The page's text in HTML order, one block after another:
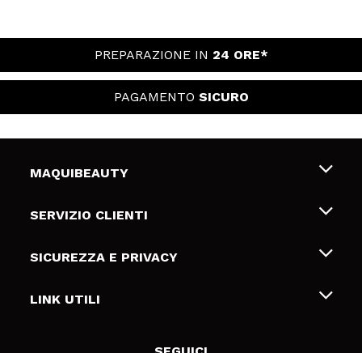
PREPARAZIONE IN 24 ORE*
PAGAMENTO SICURO
MAQUIBEAUTY
Chi siamo
Gift Cards
SERVIZIO CLIENTI
Spedizioni & Resi
Metodi di pagamamento
SICUREZZA E PRIVACY
Termini e condizioni
LINK UTILI